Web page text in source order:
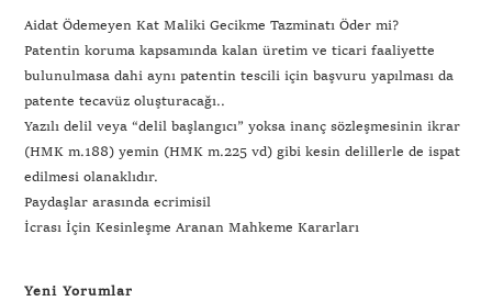
Aidat Ödemeyen Kat Maliki Gecikme Tazminatı Öder mi?
Patentin koruma kapsamında kalan üretim ve ticari faaliyette
bulunulmasa dahi aynı patentin tescili için başvuru yapılması da
patente tecavüz oluşturacağı..
Yazılı delil veya “delil başlangıcı” yoksa inanç sözleşmesinin ikrar
(HMK m.188) yemin (HMK m.225 vd) gibi kesin delillerle de ispat
edilmesi olanaklıdır.
Paydaşlar arasında ecrimisil
İcrası İçin Kesinleşme Aranan Mahkeme Kararları
Yeni Yorumlar